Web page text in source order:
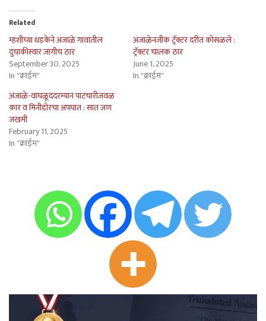
Related
म्हशीच्या धडकेने अंजाळे गावातील
दुचाकीस्वार जागीच ठार
September 30, 2025
In "क्राईम"
अंजाळेनजीक ट्रॅक्टर दरीत कोसळले :
ट्रॅक्टर चालक ठार
June 1, 2025
In "क्राईम"
अंजाळे-वाघळूददरम्यान पाटचारीजवळ
कार व मिनीडोरचा अपघात : सात जण
जखमी
February 11, 2025
In "क्राईम"